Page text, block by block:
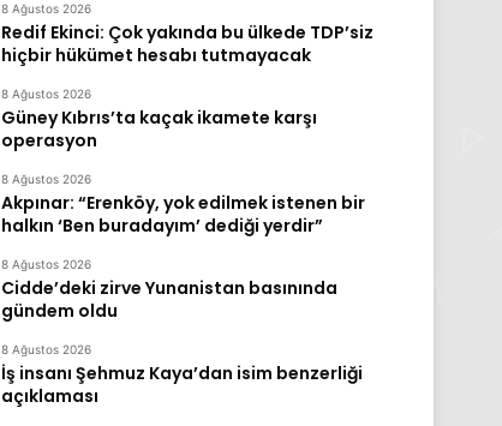
8 Ağustos 2026
Redif Ekinci: Çok yakında bu ülkede TDP’siz
hiçbir hükümet hesabı tutmayacak
8 Ağustos 2026
Güney Kıbrıs’ta kaçak ikamete karşı
operasyon
8 Ağustos 2026
Akpınar: “Erenköy, yok edilmek istenen bir
halkın ‘Ben buradayım’ dediği yerdir”
8 Ağustos 2026
Cidde’deki zirve Yunanistan basınında
gündem oldu
8 Ağustos 2026
İş insanı Şehmuz Kaya’dan isim benzerliği
açıklaması